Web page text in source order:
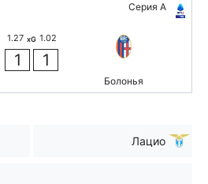
Серия А
1.27 xG 1.02
1 1
Болонья
Лацио